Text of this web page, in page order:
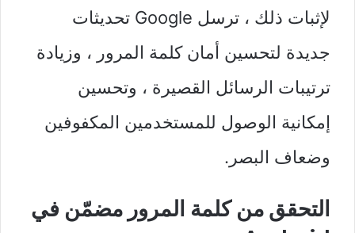
لإثبات ذلك ، ترسل Google تحديثات
جديدة لتحسين أمان كلمة المرور ، وزيادة
ترتيبات الرسائل القصيرة ، وتحسين
إمكانية الوصول للمستخدمين المكفوفين
وضعاف البصر.
التحقق من كلمة المرور مضمّن في